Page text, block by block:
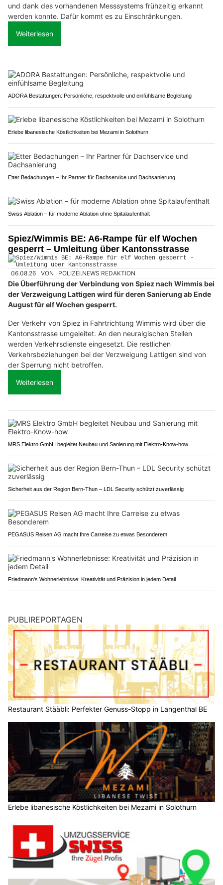
und dank des vorhandenen Messsystems frühzeitig erkannt
werden konnte. Dafür kommt es zu Einschränkungen.
Weiterlesen
ADORA Bestattungen: Persönliche, respektvolle und einfühlsame Begleitung
Erlebe libanesische Köstlichkeiten bei Mezami in Solothurn
Etter Bedachungen – Ihr Partner für Dachservice und Dachsanierung
Swiss Ablation – für moderne Ablation ohne Spitalaufenthalt
Spiez/Wimmis BE: A6-Rampe für elf Wochen
gesperrt – Umleitung über Kantonsstrasse
06.08.26 VON POLIZEI.NEWS REDAKTION
Die Überführung der Verbindung von Spiez nach Wimmis bei
der Verzweigung Lattigen wird für deren Sanierung ab Ende
August für elf Wochen gesperrt.
Der Verkehr von Spiez in Fahrtrichtung Wimmis wird über die
Kantonsstrasse umgeleitet. An den neuralgischen Stellen
werden Verkehrsdienste eingesetzt. Die restlichen
Verkehrsbeziehungen bei der Verzweigung Lattigen sind von
der Sperrung nicht betroffen.
Weiterlesen
MRS Elektro GmbH begleitet Neubau und Sanierung mit Elektro-Know-how
Sicherheit aus der Region Bern-Thun – LDL Security schützt zuverlässig
PEGASUS Reisen AG macht Ihre Carreise zu etwas Besonderem
Friedmann's Wohnerlebnisse: Kreativität und Präzision in jedem Detail
PUBLIREPORTAGEN
Restaurant Stääbli: Perfekter Genuss-Stopp in Langenthal BE
Erlebe libanesische Köstlichkeiten bei Mezami in Solothurn